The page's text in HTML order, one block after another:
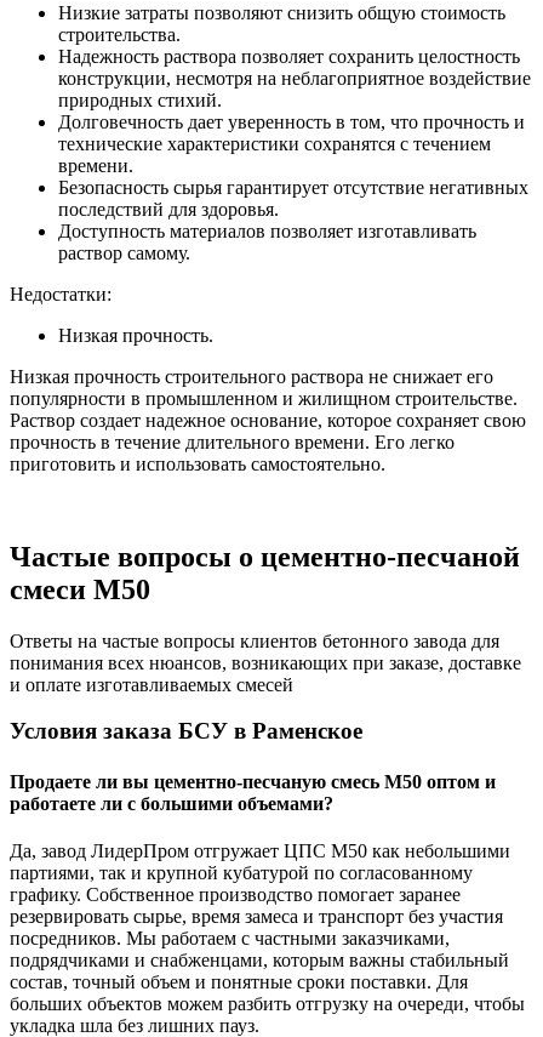
Низкие затраты позволяют снизить общую стоимость
строительства.
Надежность раствора позволяет сохранить целостность
конструкции, несмотря на неблагоприятное воздействие
природных стихий.
Долговечность дает уверенность в том, что прочность и
технические характеристики сохранятся с течением
времени.
Безопасность сырья гарантирует отсутствие негативных
последствий для здоровья.
Доступность материалов позволяет изготавливать
раствор самому.
Недостатки:
Низкая прочность.
Низкая прочность строительного раствора не снижает его
популярности в промышленном и жилищном строительстве.
Раствор создает надежное основание, которое сохраняет свою
прочность в течение длительного времени. Его легко
приготовить и использовать самостоятельно.
Частые вопросы о цементно-песчаной
смеси М50
Ответы на частые вопросы клиентов бетонного завода для
понимания всех нюансов, возникающих при заказе, доставке
и оплате изготавливаемых смесей
Условия заказа БСУ в Раменское
Продаете ли вы цементно-песчаную смесь М50 оптом и
работаете ли с большими объемами?
Да, завод ЛидерПром отгружает ЦПС М50 как небольшими
партиями, так и крупной кубатурой по согласованному
графику. Собственное производство помогает заранее
резервировать сырье, время замеса и транспорт без участия
посредников. Мы работаем с частными заказчиками,
подрядчиками и снабженцами, которым важны стабильный
состав, точный объем и понятные сроки поставки. Для
больших объектов можем разбить отгрузку на очереди, чтобы
укладка шла без лишних пауз.